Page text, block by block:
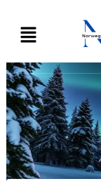
content
Menu